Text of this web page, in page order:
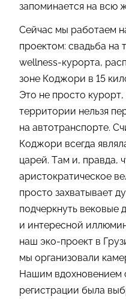
запоминается на всю
Сейчас мы работаем
проектом: свадьба на
wellness-курорта,
зоне Коджори в 15
Это не просто курорт,
территории нельзя
на автотранспорте.
Коджори всегда
царей. Там и, правда,
аристократическое
просто захватывает
подчеркнуть
и интересной
наш эко-проект в
мы организовали
Нашим вдохновением
регистрации была